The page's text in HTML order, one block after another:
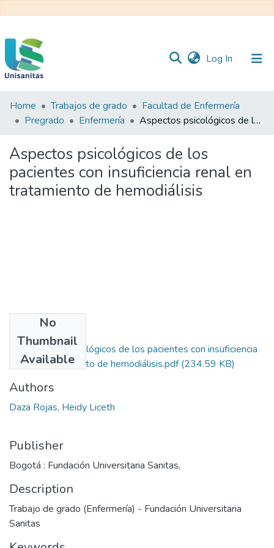
Log In (current)
Inicio
Web
Unisanitas
Home Trabajos de grado
Facultad de Enfermería
Pregrado
Enfermería Aspectos psicológicos de los pacientes con insuficiencia renal en tratamiento de hemodiálisis
Aspectos psicológicos de los
pacientes con insuficiencia renal en
tratamiento de hemodiálisis
No
Thumbnail
Available
Aspectos psicológicos de los pacientes con insuficiencia
renal en tratamiento de hemodiálisis.pdf(234.59 KB)
Authors
Daza Rojas, Heidy Liceth
Publisher
Bogotá : Fundación Universitaria Sanitas,
Description
Trabajo de grado (Enfermería) - Fundación Universitaria
Sanitas